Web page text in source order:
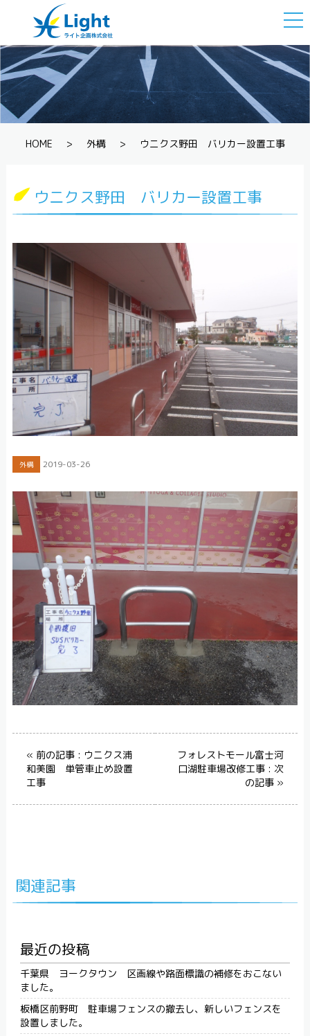
HOME > 外構 > ウニクス野田 バリカー設置工事
ウニクス野田 バリカー設置工事
外構 2019-03-26
« 前の記事 : ウニクス浦
和美園 単管車止め設置
工事
フォレストモール富士河
口湖駐車場改修工事 : 次
の記事 »
関連記事
最近の投稿
千葉県 ヨークタウン 区画線や路面標識の補修をおこない
ました。
板橋区前野町 駐車場フェンスの撤去し、新しいフェンスを
設置しました。